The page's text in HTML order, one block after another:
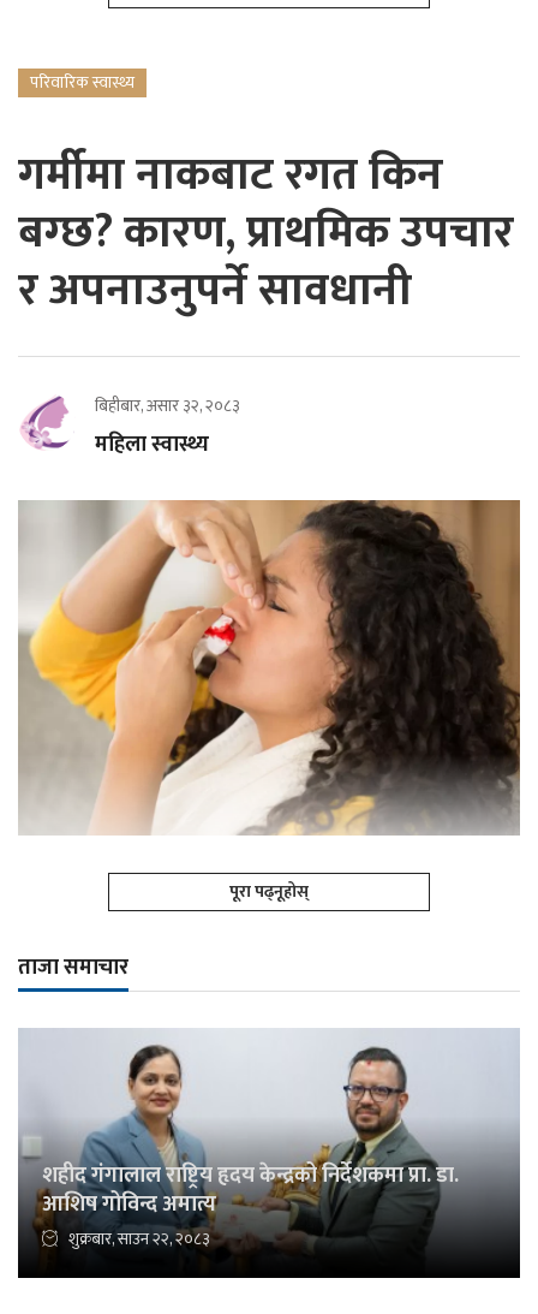
परिवारिक स्वास्थ्य
गर्मीमा नाकबाट रगत किन
बग्छ? कारण, प्राथमिक उपचार
र अपनाउनुपर्ने सावधानी
बिहीबार, असार ३२, २०८३
महिला स्वास्थ्य
पूरा पढ्नूहोस्
ताजा समाचार
शहीद गंगालाल राष्ट्रिय हृदय केन्द्रको निर्देशकमा प्रा. डा.
आशिष गोविन्द अमात्य
शुक्रबार, साउन २२, २०८३